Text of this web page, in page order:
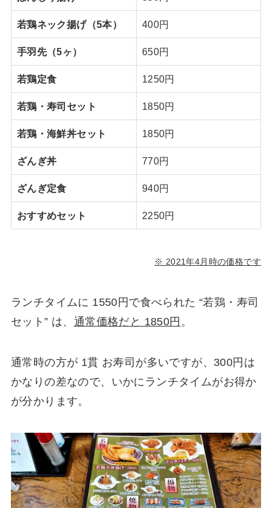
若鶏ネック揚げ（5本） 400円
手羽先（5ヶ） 650円
若鶏定食 1250円
若鶏・寿司セット 1850円
若鶏・海鮮丼セット 1850円
ざんぎ丼 770円
ざんぎ定食 940円
おすすめセット 2250円
※ 2021年4月時の価格です
ランチタイムに 1550円で食べられた “若鶏・寿司
セット” は、 通常価格だと 1850円 。
通常時の方が 1貫 お寿司が多いですが、300円は
かなりの差なので、いかにランチタイムがお得か
が分かります。